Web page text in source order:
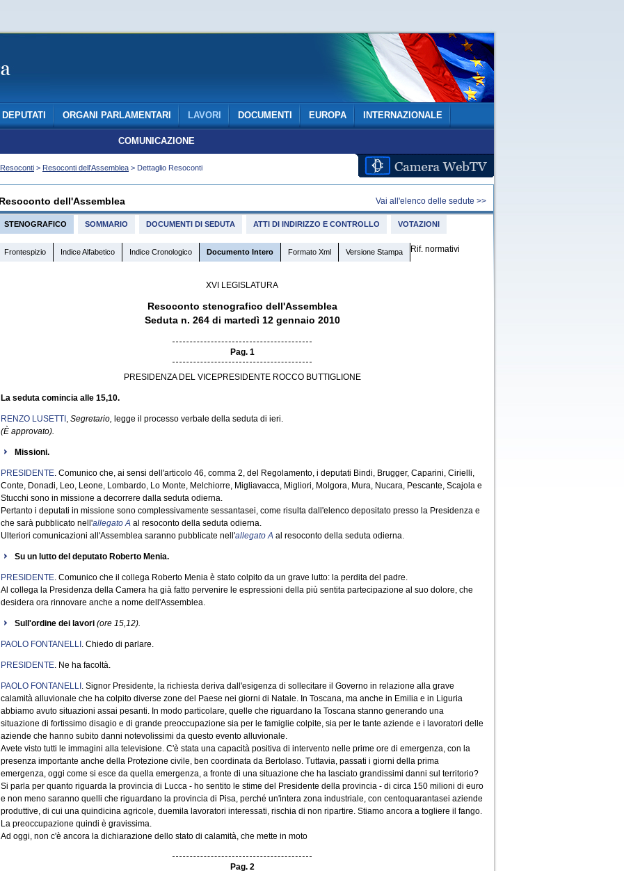
DEPUTATI ORGANI PARLAMENTARI LAVORI DOCUMENTI EUROPA INTERNAZIONALE
COMUNICAZIONE
Resoconti > Resoconti dell'Assemblea > Dettaglio Resoconti
Resoconto dell'Assemblea Vai all'elenco delle sedute >>
STENOGRAFICO SOMMARIO DOCUMENTI DI SEDUTA ATTI DI INDIRIZZO E CONTROLLO VOTAZIONI
Frontespizio Indice Alfabetico Indice Cronologico Documento Intero Formato Xml Versione Stampa Rif. normativi
XVI LEGISLATURA
Resoconto stenografico dell'Assemblea
Seduta n. 264 di martedì 12 gennaio 2010
Pag. 1
PRESIDENZA DEL VICEPRESIDENTE ROCCO BUTTIGLIONE
La seduta comincia alle 15,10.
RENZO LUSETTI , Segretario, legge il processo verbale della seduta di ieri.
(È approvato).
Missioni.
PRESIDENTE. Comunico che, ai sensi dell'articolo 46, comma 2, del Regolamento, i deputati Bindi, Brugger, Caparini, Cirielli,
Conte, Donadi, Leo, Leone, Lombardo, Lo Monte, Melchiorre, Migliavacca, Migliori, Molgora, Mura, Nucara, Pescante, Scajola e
Stucchi sono in missione a decorrere dalla seduta odierna.
Pertanto i deputati in missione sono complessivamente sessantasei, come risulta dall'elenco depositato presso la Presidenza e
che sarà pubblicato nell'allegato A al resoconto della seduta odierna.
Ulteriori comunicazioni all'Assemblea saranno pubblicate nell'allegato A al resoconto della seduta odierna.
Su un lutto del deputato Roberto Menia.
PRESIDENTE. Comunico che il collega Roberto Menia è stato colpito da un grave lutto: la perdita del padre.
Al collega la Presidenza della Camera ha già fatto pervenire le espressioni della più sentita partecipazione al suo dolore, che
desidera ora rinnovare anche a nome dell'Assemblea.
Sull'ordine dei lavori (ore 15,12).
PAOLO FONTANELLI . Chiedo di parlare.
PRESIDENTE. Ne ha facoltà.
PAOLO FONTANELLI . Signor Presidente, la richiesta deriva dall'esigenza di sollecitare il Governo in relazione alla grave
calamità alluvionale che ha colpito diverse zone del Paese nei giorni di Natale. In Toscana, ma anche in Emilia e in Liguria
abbiamo avuto situazioni assai pesanti. In modo particolare, quelle che riguardano la Toscana stanno generando una
situazione di fortissimo disagio e di grande preoccupazione sia per le famiglie colpite, sia per le tante aziende e i lavoratori delle
aziende che hanno subito danni notevolissimi da questo evento alluvionale.
Avete visto tutti le immagini alla televisione. C'è stata una capacità positiva di intervento nelle prime ore di emergenza, con la
presenza importante anche della Protezione civile, ben coordinata da Bertolaso. Tuttavia, passati i giorni della prima
emergenza, oggi come si esce da quella emergenza, a fronte di una situazione che ha lasciato grandissimi danni sul territorio?
Si parla per quanto riguarda la provincia di Lucca - ho sentito le stime del Presidente della provincia - di circa 150 milioni di euro
e non meno saranno quelli che riguardano la provincia di Pisa, perché un'intera zona industriale, con centoquarantasei aziende
produttive, di cui una quindicina agricole, duemila lavoratori interessati, rischia di non ripartire. Stiamo ancora a togliere il fango.
La preoccupazione quindi è gravissima.
Ad oggi, non c'è ancora la dichiarazione dello stato di calamità, che mette in moto
Pag. 2